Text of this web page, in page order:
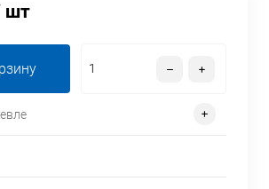
шт